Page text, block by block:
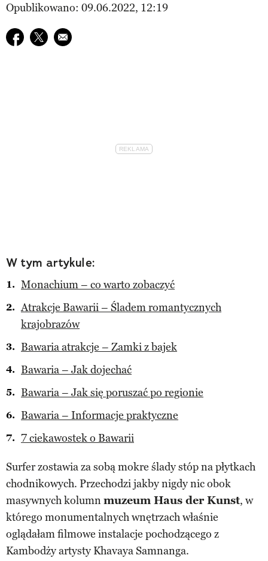
Opublikowano: 09.06.2022, 12:19
Udostępnij na facebook
Udostępnij na twitter
E-mail do przyjaciela
W tym artykule:
Monachium – co warto zobaczyć
Atrakcje Bawarii – Śladem romantycznych
krajobrazów
Bawaria atrakcje – Zamki z bajek
Bawaria – Jak dojechać
Bawaria – Jak się poruszać po regionie
Bawaria – Informacje praktyczne
7 ciekawostek o Bawarii
Surfer zostawia za sobą mokre ślady stóp na płytkach
chodnikowych. Przechodzi jakby nigdy nic obok
masywnych kolumnmuzeum Haus der Kunst, w
którego monumentalnych wnętrzach właśnie
oglądałam filmowe instalacje pochodzącego z
Kambodży artysty Khavaya Samnanga.